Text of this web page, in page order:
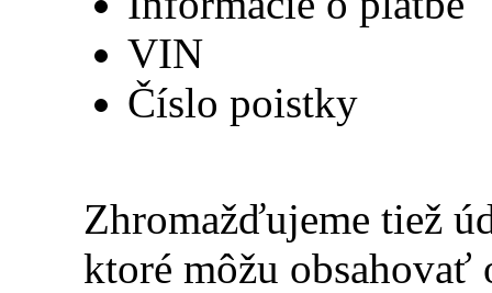
VIN
Číslo poistky
Zhromažďujeme tiež
ktoré môžu obsahovať